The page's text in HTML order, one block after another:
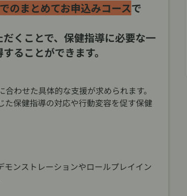
のまとめてお申込みコースで
くことで、保健指導に必要な一
ることができます。
わせた具体的な支援が求められます。
保健指導の対応や行動変容を促す保健
ンストレーションやロールプレイイン